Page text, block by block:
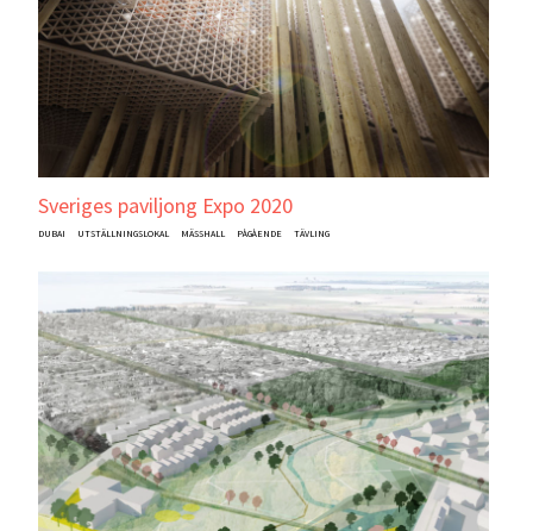
Sveriges paviljong Expo 2020
DUBAI UTSTÄLLNINGSLOKAL MÄSSHALL PÅGÅENDE TÄVLING